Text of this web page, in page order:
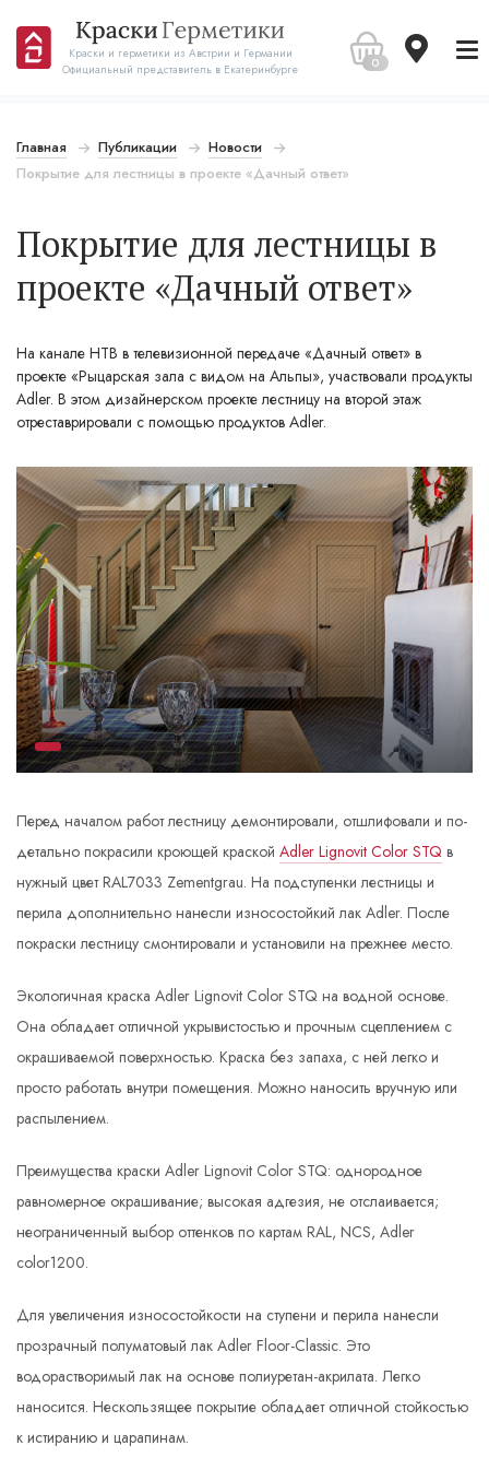
Краски и герметики из Австрии и Германии
Официальный представитель в Екатеринбурге
0
Главная Публикации
Новости
Покрытие для лестницы в проекте «Дачный ответ»
Покрытие для лестницы в
проекте «Дачный ответ»
На канале НТВ в телевизионной передаче «Дачный ответ» в
проекте «Рыцарская зала с видом на Альпы», участвовали продукты
Adler. В этом дизайнерском проекте лестницу на второй этаж
отреставрировали с помощью продуктов Adler.
Перед началом работ лестницу демонтировали, отшлифовали и по-
детально покрасили кроющей краской Adler Lignovit Color STQ в
нужный цвет RAL7033 Zementgrau. На подступенки лестницы и
перила дополнительно нанесли износостойкий лак Adler. После
покраски лестницу смонтировали и установили на прежнее место.
Экологичная краска Adler Lignovit Color STQ на водной основе.
Она обладает отличной укрывистостью и прочным сцеплением с
окрашиваемой поверхностью. Краска без запаха, с ней легко и
просто работать внутри помещения. Можно наносить вручную или
распылением.
Преимущества краски Adler Lignovit Color STQ: однородное
равномерное окрашивание; высокая адгезия, не отслаивается;
неограниченный выбор оттенков по картам RAL, NCS, Adler
color1200.
Для увеличения износостойкости на ступени и перила нанесли
прозрачный полуматовый лак Adler Floor-Classic. Это
водорастворимый лак на основе полиуретан-акрилата. Легко
наносится. Нескользящее покрытие обладает отличной стойкостью
к истиранию и царапинам.